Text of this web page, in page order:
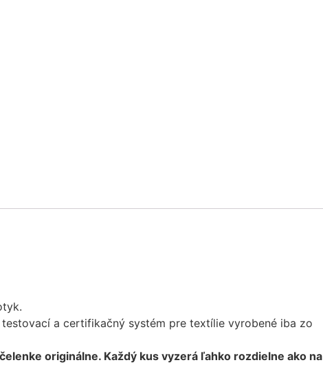
a certifikačný systém pre textílie vyrobené iba zo
originálne. Každý kus vyzerá ľahko rozdielne ako na